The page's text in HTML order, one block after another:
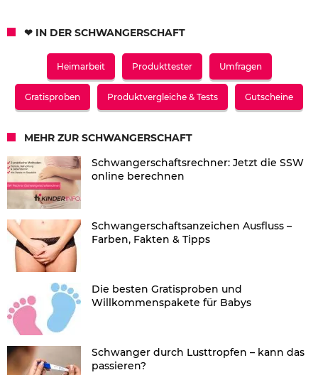
❤ IN DER SCHWANGERSCHAFT
Heimarbeit Produkttester Umfragen
Gratisproben Produktvergleiche & Tests Gutscheine
MEHR ZUR SCHWANGERSCHAFT
Schwangerschaftsrechner: Jetzt die SSW
online berechnen
Schwangerschaftsanzeichen Ausfluss –
Farben, Fakten & Tipps
Die besten Gratisproben und
Willkommenspakete für Babys
Schwanger durch Lusttropfen – kann das
passieren?